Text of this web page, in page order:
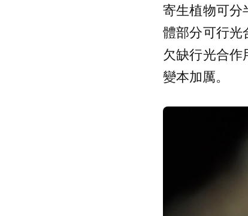
寄生植物可分
體部分可行光
欠缺行光合
變本加厲。